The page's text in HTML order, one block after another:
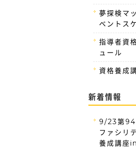
夢探検マ
ベントス
指導者資
ュール
資格養成
新着情報
9/23第94
ファシリ
養成講座